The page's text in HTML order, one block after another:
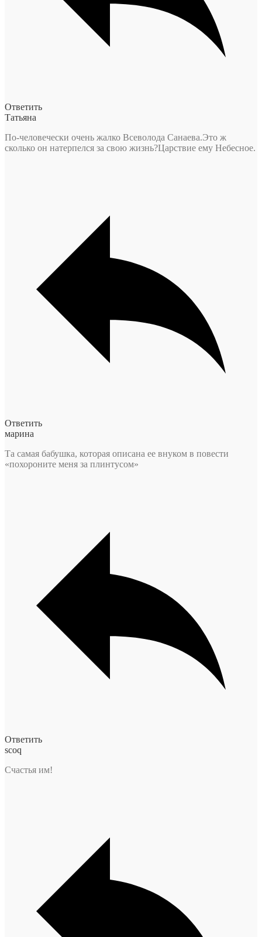
Ответить
Татьяна
По-человечески очень жалко Всеволода Санаева.Это ж
сколько он натерпелся за свою жизнь?Царствие ему Небесное.
Ответить
марина
Та самая бабушка, которая описана ее внуком в повести
«похороните меня за плинтусом»
Ответить
scoq
Счастья им!